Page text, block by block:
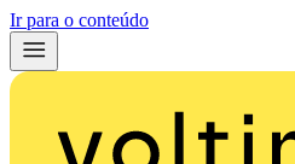
Ir para o conteúdo